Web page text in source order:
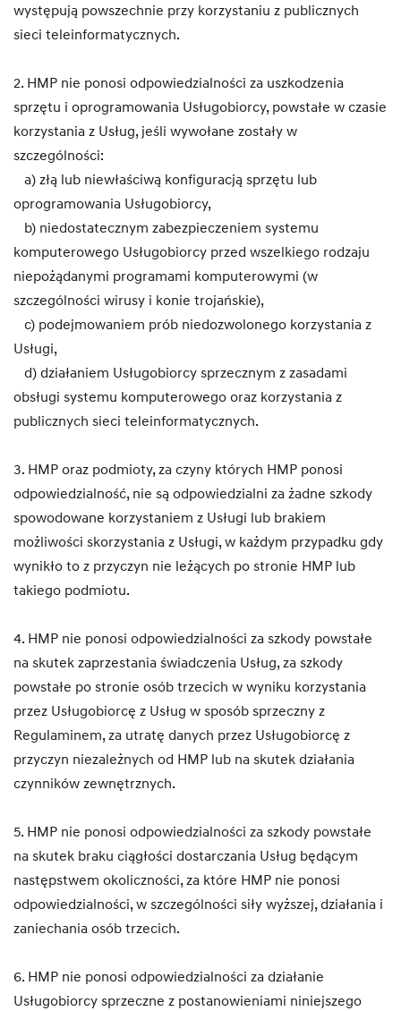
występują powszechnie przy korzystaniu z publicznych
sieci teleinformatycznych.
2. HMP nie ponosi odpowiedzialności za uszkodzenia
sprzętu i oprogramowania Usługobiorcy, powstałe w czasie
korzystania z Usług, jeśli wywołane zostały w
szczególności:
a) złą lub niewłaściwą konfiguracją sprzętu lub
oprogramowania Usługobiorcy,
b) niedostatecznym zabezpieczeniem systemu
komputerowego Usługobiorcy przed wszelkiego rodzaju
niepożądanymi programami komputerowymi (w
szczególności wirusy i konie trojańskie),
c) podejmowaniem prób niedozwolonego korzystania z
Usługi,
d) działaniem Usługobiorcy sprzecznym z zasadami
obsługi systemu komputerowego oraz korzystania z
publicznych sieci teleinformatycznych.
3. HMP oraz podmioty, za czyny których HMP ponosi
odpowiedzialność, nie są odpowiedzialni za żadne szkody
spowodowane korzystaniem z Usługi lub brakiem
możliwości skorzystania z Usługi, w każdym przypadku gdy
wynikło to z przyczyn nie leżących po stronie HMP lub
takiego podmiotu.
4. HMP nie ponosi odpowiedzialności za szkody powstałe
na skutek zaprzestania świadczenia Usług, za szkody
powstałe po stronie osób trzecich w wyniku korzystania
przez Usługobiorcę z Usług w sposób sprzeczny z
Regulaminem, za utratę danych przez Usługobiorcę z
przyczyn niezależnych od HMP lub na skutek działania
czynników zewnętrznych.
5. HMP nie ponosi odpowiedzialności za szkody powstałe
na skutek braku ciągłości dostarczania Usług będącym
następstwem okoliczności, za które HMP nie ponosi
odpowiedzialności, w szczególności siły wyższej, działania i
zaniechania osób trzecich.
6. HMP nie ponosi odpowiedzialności za działanie
Usługobiorcy sprzeczne z postanowieniami niniejszego